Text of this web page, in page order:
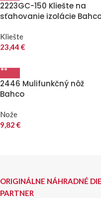
2223GC-150 Kliešte na
sťahovanie izolácie
Kliešte
23,44 €
2446 Mulifunkčný nôž
Bahco
Nože
9,82 €
ORIGINÁLNE NÁHRADNÉ
PARTNER